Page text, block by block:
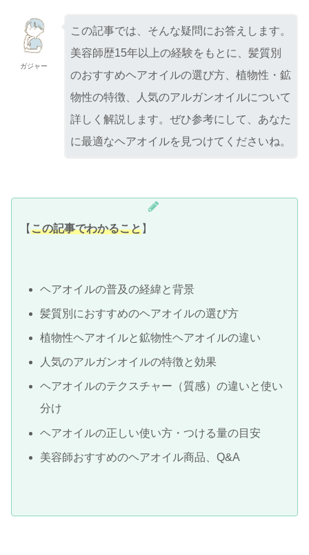
ガジャー
この記事では、そんな疑問にお答えします。
美容師歴15年以上の経験をもとに、髪質別
のおすすめヘアオイルの選び方、植物性・鉱
物性の特徴、人気のアルガンオイルについて
詳しく解説します。ぜひ参考にして、あなた
に最適なヘアオイルを見つけてくださいね。
【この記事でわかること】
ヘアオイルの普及の経緯と背景
髪質別におすすめのヘアオイルの選び方
植物性ヘアオイルと鉱物性ヘアオイルの違い
人気のアルガンオイルの特徴と効果
ヘアオイルのテクスチャー（質感）の違いと使い
分け
ヘアオイルの正しい使い方・つける量の目安
美容師おすすめのヘアオイル商品、Q&A